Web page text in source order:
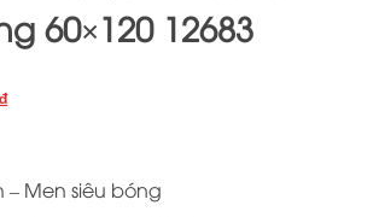
60×120 12683
₫Giá
là:
– Men siêu bóng